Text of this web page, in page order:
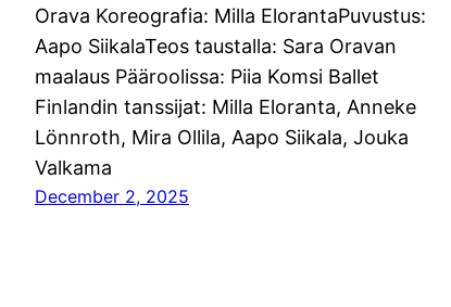
Orava Koreografia: Milla ElorantaPuvustus:
Aapo SiikalaTeos taustalla: Sara Oravan
maalaus Pääroolissa: Piia Komsi Ballet
Finlandin tanssijat: Milla Eloranta, Anneke
Lönnroth, Mira Ollila, Aapo Siikala, Jouka
Valkama
December 2, 2025